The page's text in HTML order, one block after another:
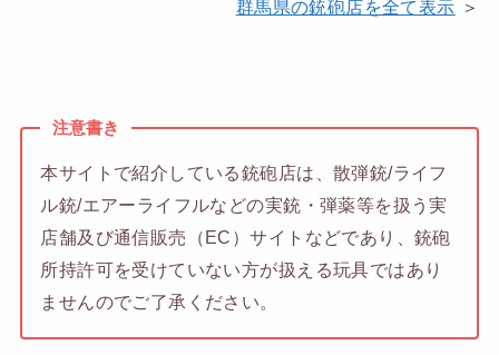
群馬県の銃砲店を全て表示 ＞
注意書き
本サイトで紹介している銃砲店は、散弾銃/ライフ
ル銃/エアーライフルなどの実銃・弾薬等を扱う実
店舗及び通信販売（EC）サイトなどであり、銃砲
所持許可を受けていない方が扱える玩具ではあり
ませんのでご了承ください。